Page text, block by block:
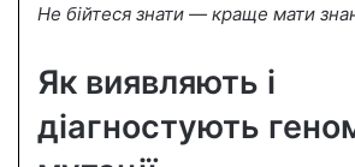
Не бійтеся знати — краще мати
Як виявляють і
діагностують